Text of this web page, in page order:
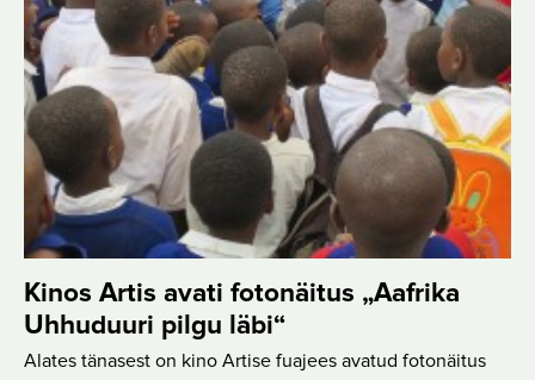
Kinos Artis avati fotonäitus „Aafrika
Uhhuduuri pilgu läbi“
Alates tänasest on kino Artise fuajees avatud fotonäitus